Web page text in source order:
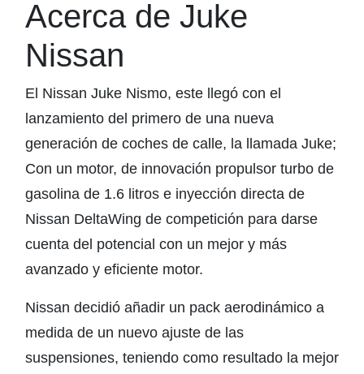
Acerca de Juke
Nissan
El Nissan Juke Nismo, este llegó con el
lanzamiento del primero de una nueva
generación de coches de calle, la llamada Juke;
Con un motor, de innovación propulsor turbo de
gasolina de 1.6 litros e inyección directa de
Nissan DeltaWing de competición para darse
cuenta del potencial con un mejor y más
avanzado y eficiente motor.
Nissan decidió añadir un pack aerodinámico a
medida de un nuevo ajuste de las
suspensiones, teniendo como resultado la mejor